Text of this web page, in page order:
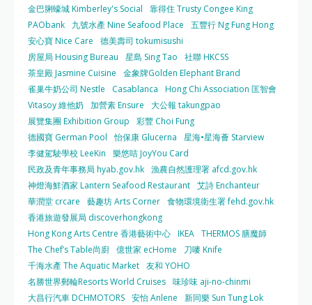
金巴脷蠔城 Kimberley's Social
靠得住 Trusty Congee King
PAObank
九號水產 Nine Seafood Place
五豐行 Ng Fung Hong
安心寶 Nice Care
德美壽司 tokumisushi
房屋局 Housing Bureau
星島 Sing Tao
社聯 HKCSS
茶皇殿 Jasmine Cuisine
金象牌Golden Elephant Brand
雀巢牛奶公司 Nestle
Casablanca
Hong Chi Association 匡智會
Vitasoy 維他奶
加營素 Ensure
大公報 takungpao
展覽集團 Exhibition Group
彩豐 Choi Fung
德國寶 German Pool
怡保康 Glucerna
星海•星海薈 Starview
李健駕駛學校 LeeKin
樂悠咭 JoyYou Card
民政及青年事務局 hyab.gov.hk 漁農自然護理署 afcd.gov.hk
神燈海鮮酒家 Lantern Seafood Restaurant 艾詩 Enchanteur
華潤堂 crcare
藝趣坊 Arts Corner 食物環境衛生署 fehd.gov.hk
香港旅遊發展局 discoverhongkong
Hong Kong Arts Centre 香港藝術中心 IKEA THERMOS 膳魔師
The Chef’s Table尚廚 億世家 ecHome
刀嘜 Knife
千海水產 The Aquatic Market 友和 YOHO
名勝世界郵輪Resorts World Cruises 味珍味 aji-no-chinmi
大昌行汽車 DCHMOTORS 安怡 Anlene
新同樂 Sun Tung Lok